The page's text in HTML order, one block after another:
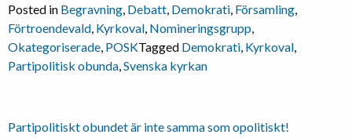
Posted in Begravning, Debatt, Demokrati, Församling,
Förtroendevald, Kyrkoval, Nomineringsgrupp,
Okategoriserade, POSKTagged Demokrati, Kyrkoval,
Partipolitisk obunda,Svenska kyrkan
Inläggsnavigering
Partipolitiskt obundet är inte samma som opolitiskt!